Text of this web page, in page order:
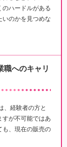
のハードルがある
いのかを見つめな
職へのキャリ
、経験者の方と
すが不可能ではあ
も、現在の販売の